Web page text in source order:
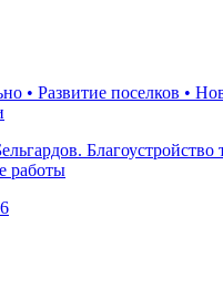
• Развитие поселков •
Благоустройство
работы